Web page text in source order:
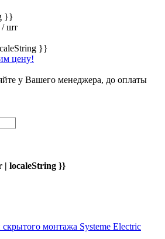
}}
/ шт
}}
цену!
у Вашего менеджера, до оплаты
| localeString }}
монтажа Systeme Electric